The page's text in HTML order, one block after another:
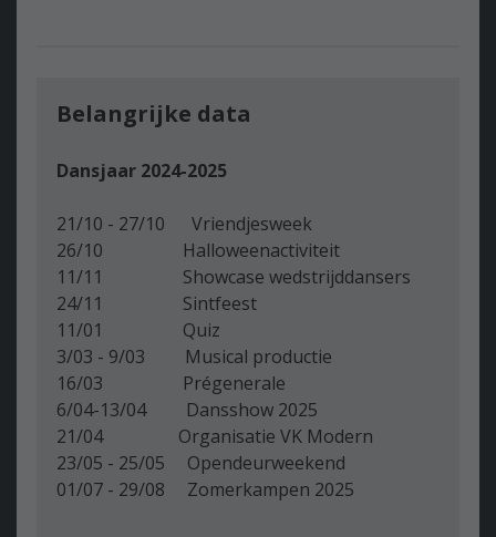
Belangrijke data
Dansjaar 2024-2025
21/10 - 27/10 Vriendjesweek
26/10 Halloweenactiviteit
11/11 Showcase wedstrijddansers
24/11 Sintfeest
11/01 Quiz
3/03 - 9/03 Musical productie
16/03 Prégenerale
6/04-13/04 Dansshow 2025
21/04 Organisatie VK Modern
23/05 - 25/05 Opendeurweekend
01/07 - 29/08 Zomerkampen 2025